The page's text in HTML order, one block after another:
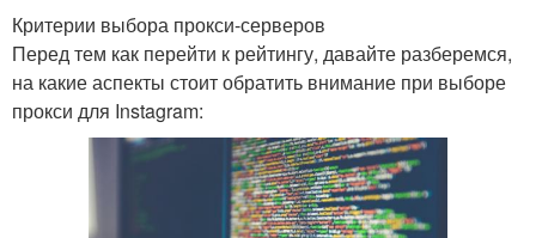
Критерии выбора прокси-серверов
Перед тем как перейти к рейтингу, давайте разберемся,
на какие аспекты стоит обратить внимание при выборе
прокси для Instagram: